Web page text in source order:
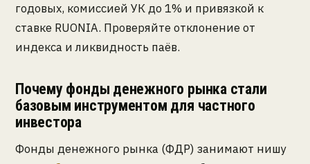
годовых, комиссией УК до 1% и привязкой к
ставке RUONIA. Проверяйте отклонение от
индекса и ликвидность паёв.
Почему фонды денежного рынка стали
базовым инструментом для частного
инвестора
Фонды денежного рынка (ФДР) занимают нишу